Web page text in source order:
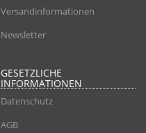
Versandinformationen
Newsletter
GESETZLICHE
INFORMATIONEN
Datenschutz
AGB